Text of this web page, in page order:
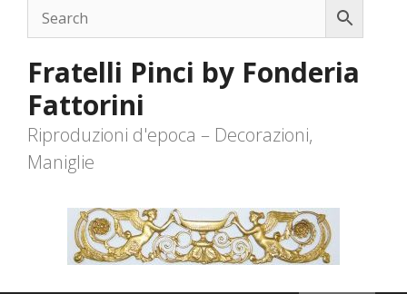
Fratelli Pinci by Fonderia
Fattorini
Riproduzioni d'epoca – Decorazioni,
Maniglie